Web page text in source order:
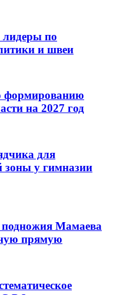
лидеры по
и швеи
формированию
на 2027 год
для
зоны у гимназии
подножия Мамаева
прямую